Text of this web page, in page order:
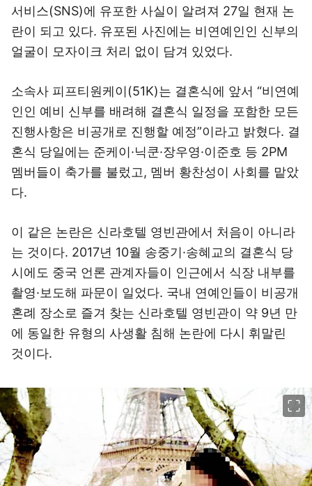
서비스(SNS)에 유포한 사실이 알려져 27일 현재 논
란이 되고 있다. 유포된 사진에는 비연예인인 신부의
얼굴이 모자이크 처리 없이 담겨 있었다.
소속사 피프티원케이(51K)는 결혼식에 앞서 “비연예
인인 예비 신부를 배려해 결혼식 일정을 포함한 모든
진행사항은 비공개로 진행할 예정”이라고 밝혔다. 결
혼식 당일에는 준케이·닉쿤·장우영·이준호 등 2PM
멤버들이 축가를 불렀고, 멤버 황찬성이 사회를 맡았
다.
이 같은 논란은 신라호텔 영빈관에서 처음이 아니라
는 것이다. 2017년 10월 송중기·송혜교의 결혼식 당
시에도 중국 언론 관계자들이 인근에서 식장 내부를
촬영·보도해 파문이 일었다. 국내 연예인들이 비공개
혼례 장소로 즐겨 찾는 신라호텔 영빈관이 약 9년 만
에 동일한 유형의 사생활 침해 논란에 다시 휘말린
것이다.